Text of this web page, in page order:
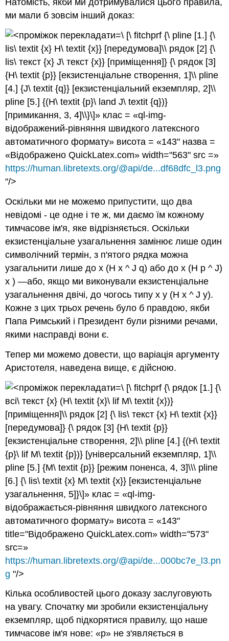
Натомість, якби ми дотримувалися цього правила,
ми мали б зовсім інший доказ:
\ [\ fitchprf {\ pline [1.] {\
lis\ textit {x} H\ textit {x}} [передумова]\\ рядок [2] {\
lis\ текст {x} J\ текст {x}} [приміщення]} {\ рядок [3]
{H\ textit {p}} [екзистенціальне створення, 1]\\ pline
[4.] {J\ textit {q}} [екзистенціальний екземпляр, 2]\\
pline [5.] {(H\ textit {p}\ land J\ textit {q})}
[примикання, 3, 4]\\}\]» клас = «ql-img-
відображений-рівняння швидкого латексного
автоматичного формату» висота = «143" назва =
«Відображено QuickLatex.com» width="563" src =»
https://human.libretexts.org/@api/de...df68dfc_l3.png
"/>
Оскільки ми не можемо припустити, що два
невідомі - це одне і те ж, ми даємо їм кожному
тимчасове ім'я, яке відрізняється.Оскільки
екзистенціальне узагальнення замінює лише один
символічний термін, з п'ятого рядка можна
узагальнити лише доx (H x ^ J q) абодо x (H p ^ J)
x ) —або, якщо ми виконували екзистенціальне
узагальнення двічі, до чогосьтипу x y (H x ^ J y).
Кожне з цих трьох речень було б правдою, якби
Папа Римський і Президент були різними речами,
якими насправді вони є.
Тепер ми можемо довести, що варіація аргументу
Аристотеля, наведена вище, є дійсною.
\ [\ fitchprf {\ рядок [1.] {\
всі\ текст {x} (H\ textit {x}\ lif M\ textit {x})}
[приміщення]\\ рядок [2] {\ lis\ текст {x} H\ textit {x}}
[передумова]} {\ рядок [3] {H\ textit {p}}
[екзистенціальне створення, 2]\\ pline [4.] {(H\ textit
{p}\ lif M\ textit {p})} [універсальний екземпляр, 1]\\
pline [5.] {M\ textit {p}} [режим поненса, 4, 3]\\\ pline
[6.] {\ lis\ textit {x} M\ textit {x}} [екзистенціальне
узагальнення, 5]}\]» клас = «ql-img-
відображається-рівняння швидкого латексного
автоматичного формату» висота = «143"
title="Відображено QuickLatex.com» width="573"
src=»
https://human.libretexts.org/@api/de...000bc7e_l3.pn
g "/>
Кілька особливостей цього доказу заслуговують
на увагу. Спочатку ми зробили екзистенціальну
екземпляр, щоб підкорятися правилу, що наше
тимчасове ім'я нове: «p» не з'являється в